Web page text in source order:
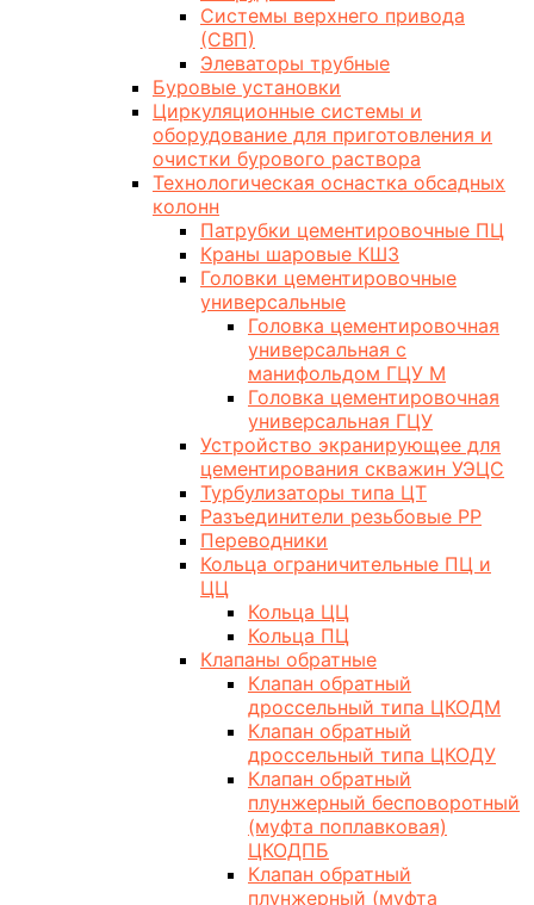
Системы верхнего привода
(СВП)
Элеваторы трубные
Буровые установки
Циркуляционные системы и
оборудование для приготовления и
очистки бурового раствора
Технологическая оснастка обсадных
колонн
Патрубки цементировочные ПЦ
Краны шаровые КШЗ
Головки цементировочные
универсальные
Головка цементировочная
универсальная с
манифольдом ГЦУ М
Головка цементировочная
универсальная ГЦУ
Устройство экранирующее для
цементирования скважин УЭЦС
Турбулизаторы типа ЦТ
Разъединители резьбовые РР
Переводники
Кольца ограничительные ПЦ и
ЦЦ
Кольца ЦЦ
Кольца ПЦ
Клапаны обратные
Клапан обратный
дроссельный типа ЦКОДМ
Клапан обратный
дроссельный типа ЦКОДУ
Клапан обратный
плунжерный бесповоротный
(муфта поплавковая)
ЦКОДПБ
Клапан обратный
плунжерный (муфта